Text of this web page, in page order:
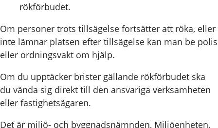
rökförbudet.
Om personer trots tillsägelse fortsätter att röka, eller
inte lämnar platsen efter tillsägelse kan man be polis
eller ordningsvakt om hjälp.
Om du upptäcker brister gällande rökförbudet ska
du vända sig direkt till den ansvariga verksamheten
eller fastighetsägaren.
Det är miljö- och byggnadsnämnden, Miljöenheten,